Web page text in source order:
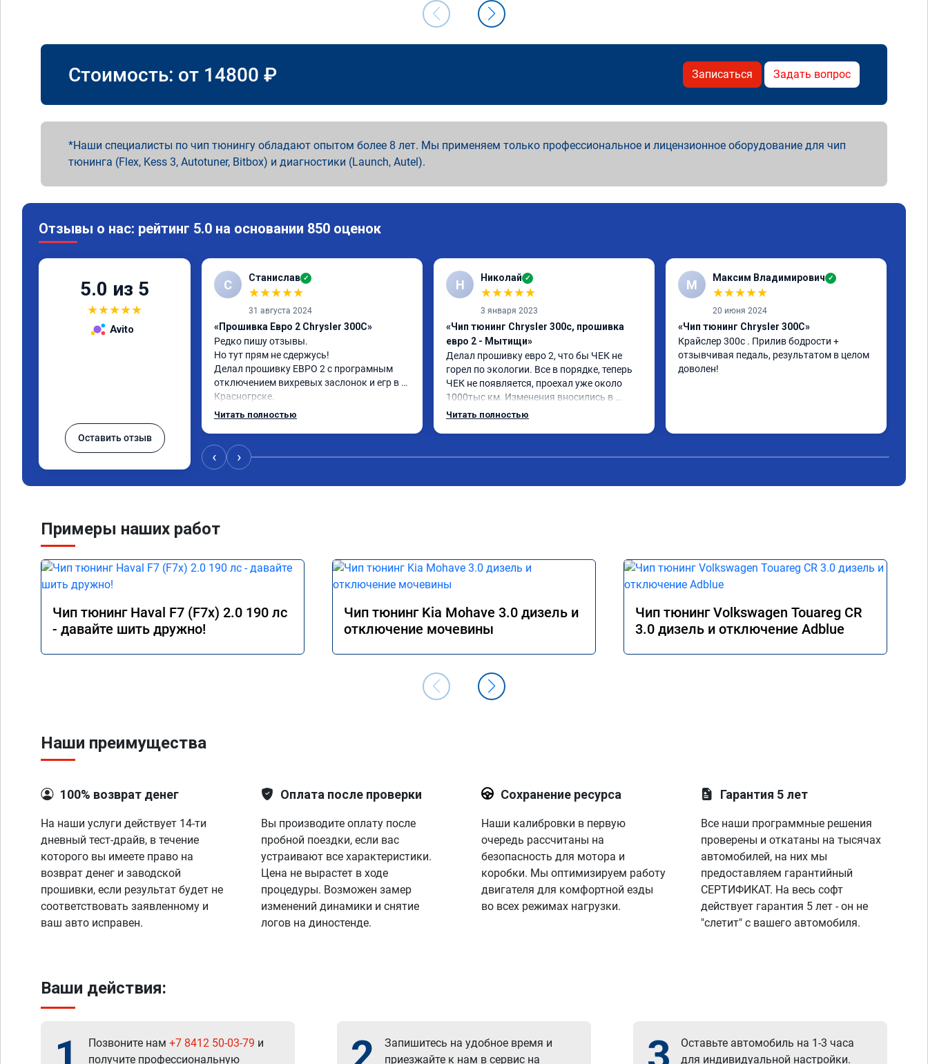
Стоимость: от 14800 ₽ Записаться Задать вопрос
Наши специалисты по чип тюнингу обладают опытом более 8 лет. Мы применяем только профессиональное и лицензионное оборудование для чип
тюнинга (Flex, Kess 3, Autotuner, Bitbox) и диагностики (Launch, Autel).
Отзывы о нас: рейтинг 5.0 на основании 850 оценок
5.0 из 5
★★★★★
Avito
Оставить отзыв
С Станислав ✓
★★★★★
31 августа 2024
«Прошивка Евро 2 Chrysler 300C»
Редко пишу отзывы.
Но тут прям не сдержусь!
Делал прошивку ЕВРО 2 с програмным
отключением вихревых заслонок и егр в
Красногрске.
Все прошло отлично,расход топлива
удаления вихревых заслонок в аварийном
режиме,но и до удаления их расход
Читать полностью
Н Николай ✓
★★★★★
3 января 2023
«Чип тюнинг Chrysler 300c, прошивка
евро 2 - Мытищи»
Делал прошивку евро 2, что бы ЧЕК не
горел по экологии. Все в порядке, теперь
ЧЕК не появляется, проехал уже около
1000тыс км. Изменения вносились в
родную прошивку, потом программу
Читать полностью
М Максим Владимирович ✓
★★★★★
20 июня 2024
«Чип тюнинг Chrysler 300C»
Крайслер 300с . Прилив бодрости +
отзывчивая педаль, результатом в целом
доволен!
‹ ›
Примеры наших работ
Чип тюнинг Haval F7 (F7x) 2.0 190 лс
- давайте шить дружно!
Чип тюнинг Kia Mohave 3.0 дизель и
отключение мочевины
Чип тюнинг Volkswagen Touareg CR
3.0 дизель и отключение Adblue
Наши преимущества
100% возврат денег
На наши услуги действует 14-ти
дневный тест-драйв, в течение
которого вы имеете право на
возврат денег и заводской
прошивки, если результат будет не
соответствовать заявленному и
ваш авто исправен.
Оплата после проверки
Вы производите оплату после
пробной поездки, если вас
устраивают все характеристики.
Цена не вырастет в ходе
процедуры. Возможен замер
изменений динамики и снятие
логов на диностенде.
Сохранение ресурса
Наши калибровки в первую
очередь рассчитаны на
безопасность для мотора и
коробки. Мы оптимизируем работу
двигателя для комфортной езды
во всех режимах нагрузки.
Гарантия 5 лет
Все наши программные решения
проверены и откатаны на тысячах
автомобилей, на них мы
предоставляем гарантийный
СЕРТИФИКАТ. На весь софт
действует гарантия 5 лет - он не
"слетит" с вашего автомобиля.
Ваши действия:
Позвоните нам +7 8412 50-03-79 и
получите профессиональную
Запишитесь на удобное время и
приезжайте к нам в сервис на
Оставьте автомобиль на 1-3 часа
для индивидуальной настройки.